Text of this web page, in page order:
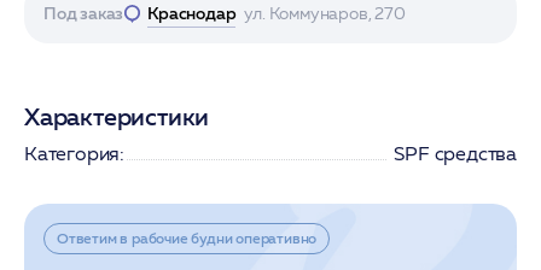
Под заказ Краснодар ул. Коммунаров, 270
Характеристики
Категория: SPF средства
Ответим в рабочие будни оперативно